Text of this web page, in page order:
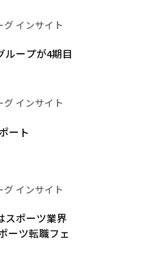
グ インサイト
ループが4期目
グ インサイト
ート
グ インサイト
スポーツ業界
ーツ転職フェ